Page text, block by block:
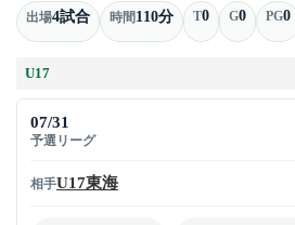
出場4試合 時間110分 T0 G0 PG0
U17
07/31
予選リーグ
相手U17東海